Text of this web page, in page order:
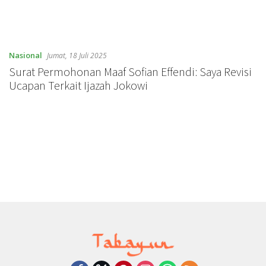
Nasional Jumat, 18 Juli 2025
Surat Permohonan Maaf Sofian Effendi: Saya Revisi
Ucapan Terkait Ijazah Jokowi